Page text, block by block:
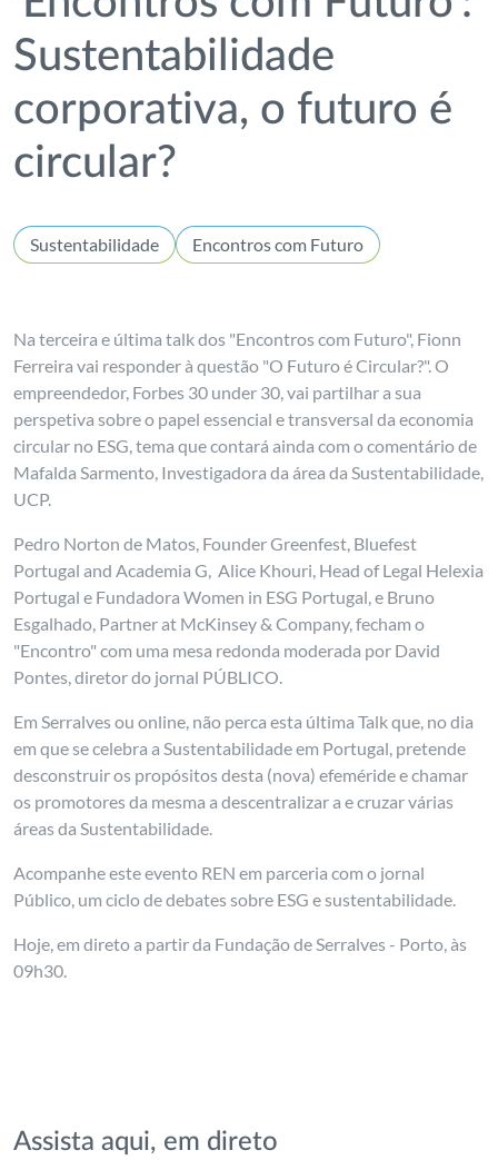
Sustentabilidade
corporativa, o futuro é
circular?
Sustentabilidade Encontros com Futuro
Na terceira e última talk dos "Encontros com Futuro", Fionn
Ferreira vai responder à questão "O Futuro é Circular?". O
empreendedor, Forbes 30 under 30, vai partilhar a sua
perspetiva sobre o papel essencial e transversal da economia
circular no ESG, tema que contará ainda com o comentário de
Mafalda Sarmento, Investigadora da área da Sustentabilidade,
UCP.
Pedro Norton de Matos, Founder Greenfest, Bluefest
Portugal and Academia G, Alice Khouri, Head of Legal Helexia
Portugal e Fundadora Women in ESG Portugal, e Bruno
Esgalhado, Partner at McKinsey & Company, fecham o
"Encontro" com uma mesa redonda moderada por David
Pontes, diretor do jornal PÚBLICO.
Em Serralves ou online, não perca esta última Talk que, no dia
em que se celebra a Sustentabilidade em Portugal, pretende
desconstruir os propósitos desta (nova) efeméride e chamar
os promotores da mesma a descentralizar a e cruzar várias
áreas da Sustentabilidade.
Acompanhe este evento REN em parceria com o jornal
Público, um ciclo de debates sobre ESG e sustentabilidade.
Hoje, em direto a partir da Fundação de Serralves - Porto, às
09h30.
Assista aqui, em direto